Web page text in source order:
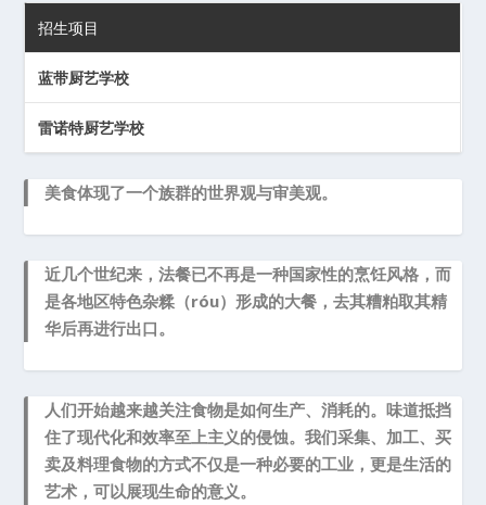
招生项目
蓝带厨艺学校
雷诺特厨艺学校
美食体现了一个族群的世界观与审美观。
近几个世纪来，法餐已不再是一种国家性的烹饪风格，而
是各地区特色杂糅（róu）形成的大餐，去其糟粕取其精
华后再进行出口。
人们开始越来越关注食物是如何生产、消耗的。味道抵挡
住了现代化和效率至上主义的侵蚀。我们采集、加工、买
卖及料理食物的方式不仅是一种必要的工业，更是生活的
艺术，可以展现生命的意义。